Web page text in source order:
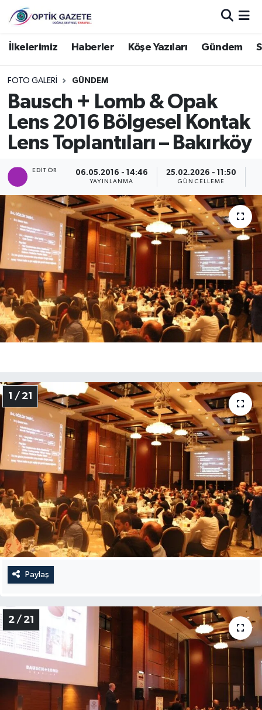
İlkelerimiz Haberler Köşe Yazıları Gündem
FOTO GALERI GÜNDEM
Bausch + Lomb & Opak
Lens 2016 Bölgesel Kontak
Lens Toplantıları – Bakırköy
EDITÖR 06.05.2016 - 14:46
YAYINLANMA
25.02.2026 - 11:50
GÜNCELLEME
1 / 21
Paylaş
2 / 21
Nöbetçi Eczaneler
Hava Durumu
İstanbul Namaz Vakitleri
Trafik Durumu
Tüm Manşetler
Son Dakika Haberleri
Haber Arşivi